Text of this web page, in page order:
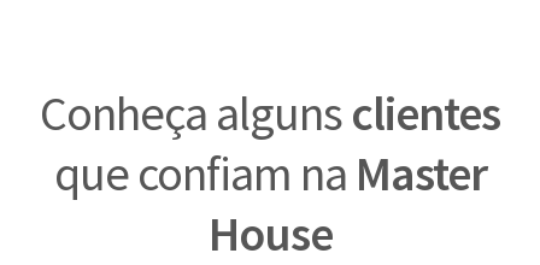
Conheça algunsclientes
que confiam na Master
House